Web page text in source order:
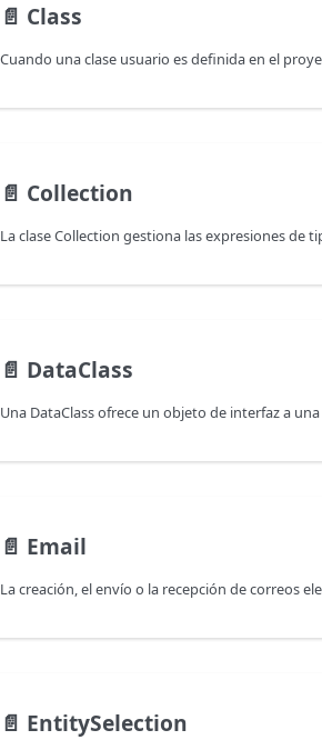
📄️ Class
📄️ Collection
La clase Collection gestiona las expresiones de
📄️ DataClass
📄️ Email
📄️ EntitySelection